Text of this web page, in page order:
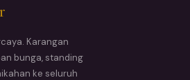
Karangan
bunga, standing
ke seluruh